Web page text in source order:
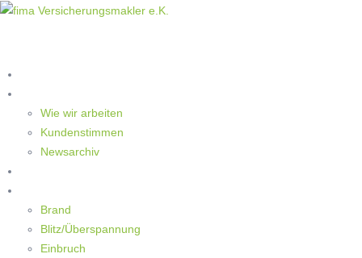
Wie wir arbeiten
Kundenstimmen
Newsarchiv
Brand
Blitz/Überspannung
Einbruch